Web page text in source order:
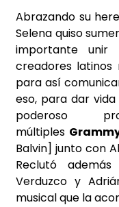
Abrazando su
Selena quiso
importante unir
creadores latinos
para así
eso, para dar
poderoso
múltiples
Balvin] junto con
Reclutó
Verduzco y
musical que la